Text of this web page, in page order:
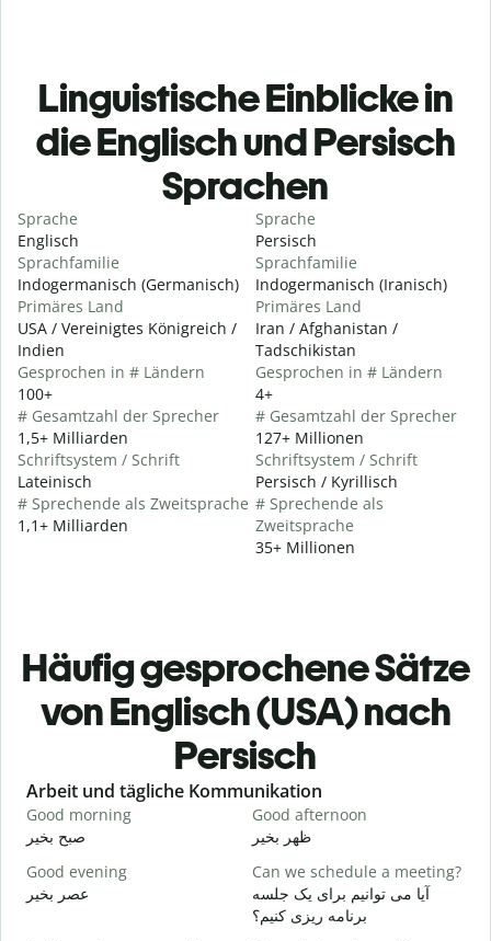
Linguistische Einblicke in
die Englisch und Persisch
Sprachen
Sprache
Englisch
Sprachfamilie
Indogermanisch (Germanisch)
Primäres Land
USA / Vereinigtes Königreich /
Indien
Gesprochen in # Ländern
100+
# Gesamtzahl der Sprecher
1,5+ Milliarden
Schriftsystem / Schrift
Lateinisch
# Sprechende als Zweitsprache
1,1+ Milliarden
Sprache
Persisch
Sprachfamilie
Indogermanisch (Iranisch)
Primäres Land
Iran / Afghanistan /
Tadschikistan
Gesprochen in # Ländern
4+
# Gesamtzahl der Sprecher
127+ Millionen
Schriftsystem / Schrift
Persisch / Kyrillisch
# Sprechende als
Zweitsprache
35+ Millionen
Häufig gesprochene Sätze
von Englisch (USA) nach
Persisch
Slide 1 of 6
Arbeit und tägliche Kommunikation
Good morning
صبح بخیر
Good afternoon
ظهر بخیر
Good evening
عصر بخیر
Can we schedule a meeting?
آیا می توانیم برای یک جلسه
برنامه ریزی کنیم؟